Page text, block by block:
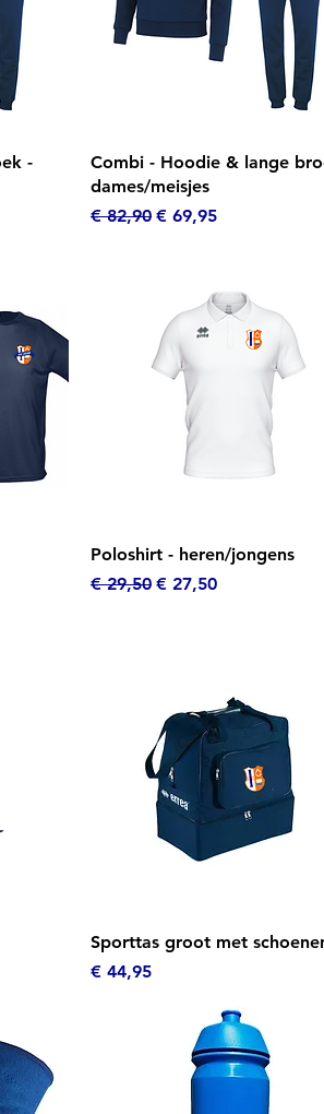
-
Snel overzicht
Combi - Hoodie & lange
dames/meisjes
Normale prijs
€ 82,90 Verkoopprijs
€ 69,95
Snel overzicht
Poloshirt - heren/jongens
Normale prijs
€ 29,50 Verkoopprijs
€ 27,50
Snel overzicht
Sporttas groot met
Prijs
€ 44,95